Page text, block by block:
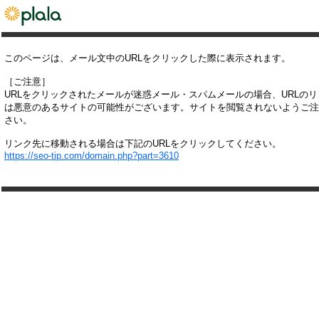
このページは、メール文中のURLをクリックした際に表示されます。
［ご注意］
URLをクリックされたメールが迷惑メール・スパムメールの場合、URLの
は悪意のあるサイトの可能性がございます。サイトを閲覧されないようご
さい。
リンク先に移動される場合は下記のURLをクリックしてください。
https://seo-tip.com/domain.php?part=3610